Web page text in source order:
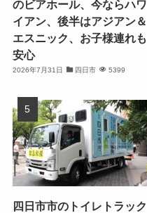
のビアホール、今ならハワ
イアン、後半はアジアン＆
エスニック、お子様連れも
安心
2026年7月31日 四日市 5399
四日市市のトイレトラック